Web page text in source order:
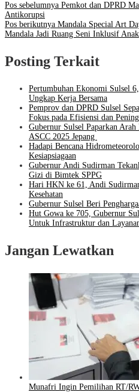
Pos sebelumnya Pemkot dan DPRD
Antikorupsi
Pos berikutnya Mandala Special Art
Mandala Jadi Ruang Seni Inklusif Anak
Posting Terkait
Pertumbuhan Ekonomi Sulsel
Ungkap Kerja Bersama
Pemprov dan DPRD Sulsel
Fokus pada Efisiensi dan
Gubernur Sulsel Paparkan
ASCC 2025 Jepang
Hadapi Bencana
Kesiapsiagaan
Gubernur Andi Sudirman
Gizi di Bimtek SPPG
Hari HKN ke 61, Andi
Kesehatan
Gubernur Sulsel Beri
Hut Gowa ke 705, Gubernur
Untuk Infrastruktur dan
Jangan Lewatkan
Munafri Ingin Pemilihan RT/